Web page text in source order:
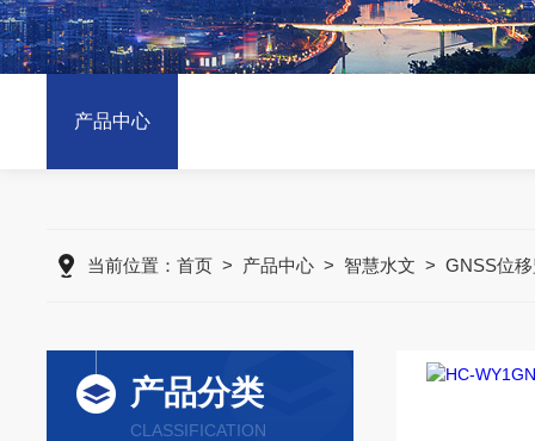
产品中心
当前位置： 首页 > 产品中心 > 智慧水文 > GNSS位
产品分类
CLASSIFICATION